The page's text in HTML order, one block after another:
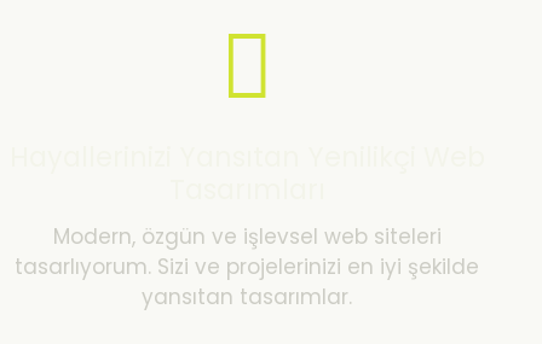
Modern, özgün ve işlevsel web siteleri
tasarlıyorum. Sizi ve projelerinizi en iyi şekilde
yansıtan tasarımlar.